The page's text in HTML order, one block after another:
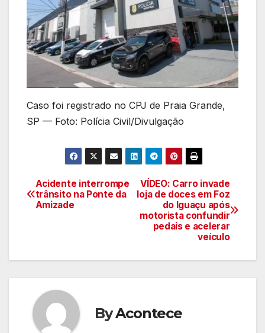
Caso foi registrado no CPJ de Praia Grande,
SP — Foto: Polícia Civil/Divulgação
Navegação
de
VÍDEO: Carro invade
loja de doces em Foz
do Iguaçu após
motorista confundir
pedais e acelerar
veículo
Acidente interrompe
trânsito na Ponte da
Amizade
ByAcontece